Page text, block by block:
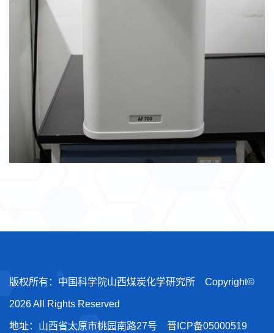
版权所有：中国科学院山西煤炭化学研究所 Copyright©
2026 All Rights Reserved
地址：山西省太原市桃园南路27号 晋ICP备05000519